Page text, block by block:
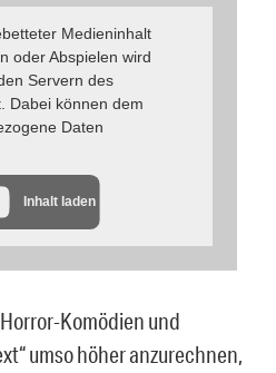
Medieninhalt
oder Abspielen wird
Servern des
Dabei können dem
Daten
Inhalt laden
Komödien und
umso höher anzurechnen,